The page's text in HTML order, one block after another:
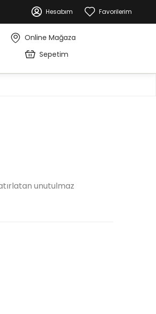
Hesabım Favorilerim
Online Mağaza
Sepetim
unutulmaz